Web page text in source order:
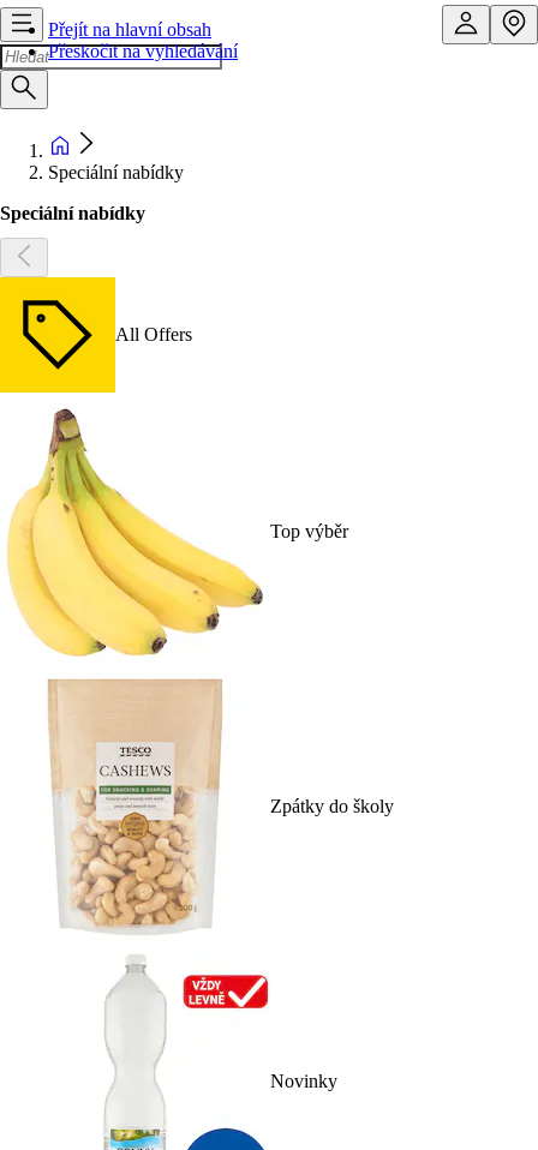
Přejít na hlavní obsah
Přeskočit na vyhledávání
Speciální nabídky
Speciální nabídky
All Offers
Top výběr
Zpátky do školy
Novinky